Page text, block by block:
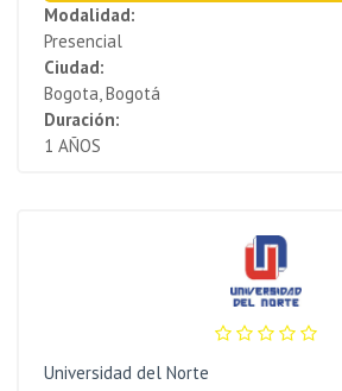
Modalidad:
Presencial
Ciudad:
Bogota, Bogotá
Duración:
1 AÑOS
Universidad del Norte